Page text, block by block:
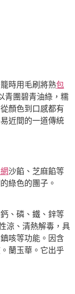
時用毛刷將熟包
青團碧青油綠，糯
從顏色到口感都有
近間的一道傳統
沙餡、芝麻餡等
綠色的團子。
、磷、鐵、鋅等
涼、清熱解毒，具
咳等功能。因含
蘭玉華。它出乎